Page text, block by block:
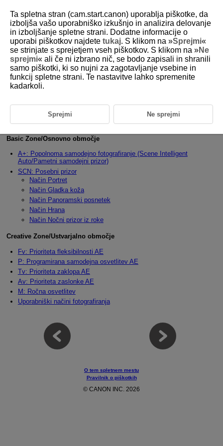
D388-041
Način zajemanja fotografije
Poglavje vsebuje navodila za zajemanje fotografij.
Nastavitev načina fotografiranja
Basic Zone/Osnovno območje
A+: Popolnoma samodejno fotografiranje (Scene Intelligent
Auto/Pametni samodejni prizor)
SCN: Posebni prizor
Način Portret
Način Gladka koža
Način Panoramski posnetek
Način Hrana
Način Nočni prizor iz roke
Creative Zone/Ustvarjalno območje
Fv: Prioriteta fleksibilnosti AE
P: Programirana samodejna osvetlitev AE
Tv: Prioriteta zaklopa AE
Av: Prioriteta zaslonke AE
M: Ročna osvetlitev
Uporabniški načini fotografiranja
O tem spletnem mestu
Pravilnik o piškotkih
© CANON INC. 2026
Ta spletna stran (cam.start.canon) uporablja piškotke, da
izboljša vašo uporabniško izkušnjo in analizira delovanje
in izboljšanje spletne strani. Dodatne informacije o
uporabi piškotkov najdete tukaj. S klikom na »Sprejmi«
se strinjate s sprejetjem vseh piškotkov. S klikom na »Ne
sprejmi« ali če ni izbrano nič, se bodo zapisali in shranili
samo piškotki, ki so nujni za zagotavljanje vsebine in
funkcij spletne strani. Te nastavitve lahko spremenite
kadarkoli.
Sprejmi Ne sprejmi